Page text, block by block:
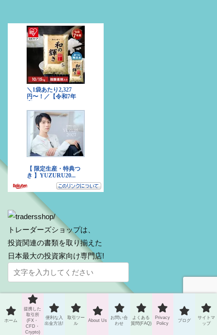
トレーダーズショップは、
投資関連の書類を取り揃えた
日本最大の投資家向け専門店!
ホーム
提携した
取引所
(FX・
CFD・
Crypto)
便利な入
出金方法!
取引ツー
ル
About Us
お問い合
わせ
よくある
質問(FAQ)
Privacy
Policy
ブログ
サイトマ
ップ